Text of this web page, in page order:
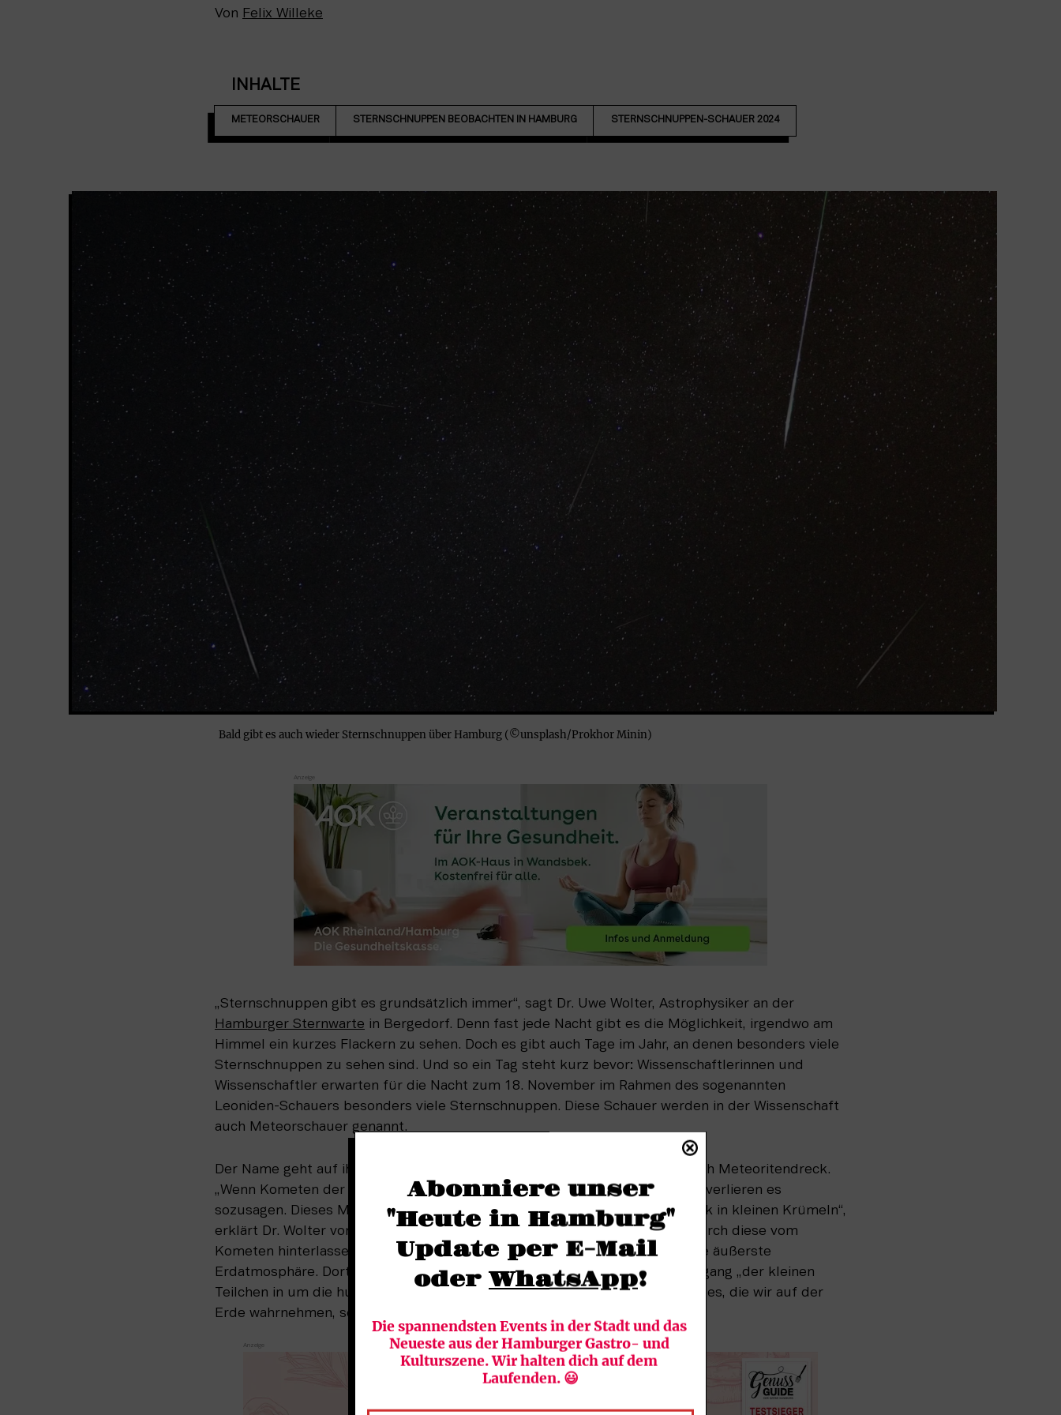
Von Felix Willeke
INHALTE
METEORSCHAUER STERNSCHNUPPEN BEOBACHTEN IN HAMBURG STERNSCHNUPPEN-SCHAUER 2024
Bald gibt es auch wieder Sternschnuppen über Hamburg (©unsplash/Prokhor Minin)
„Sternschnuppen gibt es grundsätzlich immer“, sagt Dr. Uwe Wolter, Astrophysiker an der
Hamburger Sternwarte in Bergedorf. Denn fast jede Nacht gibt es die Möglichkeit, irgendwo am
Himmel ein kurzes Flackern zu sehen. Doch es gibt auch Tage im Jahr, an denen besonders viele
Sternschnuppen zu sehen sind. Und so ein Tag steht kurz bevor: Wissenschaftlerinnen und
Wissenschaftler erwarten für die Nacht zum 18. November im Rahmen des sogenannten
Leoniden-Schauers besonders viele Sternschnuppen. Diese Schauer werden in der Wissenschaft
auch Meteorschauer genannt.
Der Name geht auf ihren Ursprung zurück. Sternschnuppen entstehen durch Meteoritendreck.
„Wenn Kometen der Sonne nahekommen, sprühen sie Material nach außen, verlieren es
sozusagen. Dieses Material ist meist gröberer Staub, Eis, gemischt mit Dreck in kleinen Krümeln“,
erklärt Dr. Wolter von der Sternwarte. Die Erde fliegt dann auf ihrer Bahn durch diese vom
Kometen hinterlassene „Wolke“. So gelangen die kleinen Dreckpartikel in die äußerste
Erdatmosphäre. Dort werden sie stark abgebremst und dieser Abbremsvorgang „der kleinen
Teilchen in um die hundert Kilometer Höhe – also quasi die Bremsspur“, ist es, die wir auf der
Erde wahrnehmen, so Wolter weiter.
Abonniere unser
"Heute in Hamburg"
Update per E-Mail
oder WhatsApp!
Die spannendsten Events in der Stadt und das
Neueste aus der Hamburger Gastro- und
Kulturszene. Wir halten dich auf dem
Laufenden. 😃